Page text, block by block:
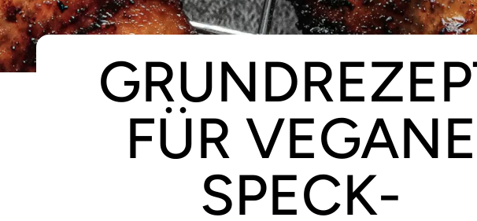
FÜR VEGANE
SPECK-